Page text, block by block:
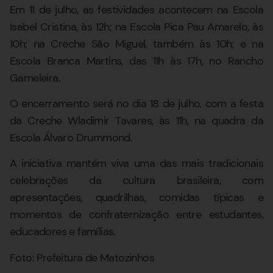
Em 11 de julho, as festividades acontecem na Escola
Isabel Cristina, às 12h; na Escola Pica Pau Amarelo, às
10h; na Creche São Miguel, também às 10h; e na
Escola Branca Martins, das 11h às 17h, no Rancho
Gameleira.
O encerramento será no dia 18 de julho, com a festa
da Creche Wladimir Tavares, às 11h, na quadra da
Escola Álvaro Drummond.
A iniciativa mantém viva uma das mais tradicionais
celebrações da cultura brasileira, com
apresentações, quadrilhas, comidas típicas e
momentos de confraternização entre estudantes,
educadores e famílias.
Foto: Prefeitura de Matozinhos